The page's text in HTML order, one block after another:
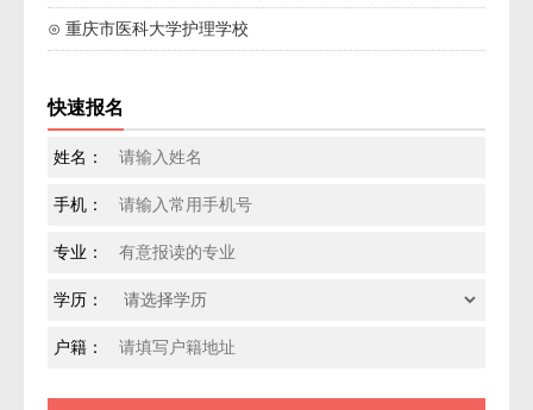
⊙ 重庆市医科大学护理学校
快速报名
姓名：
手机：
专业：
学历：
户籍：